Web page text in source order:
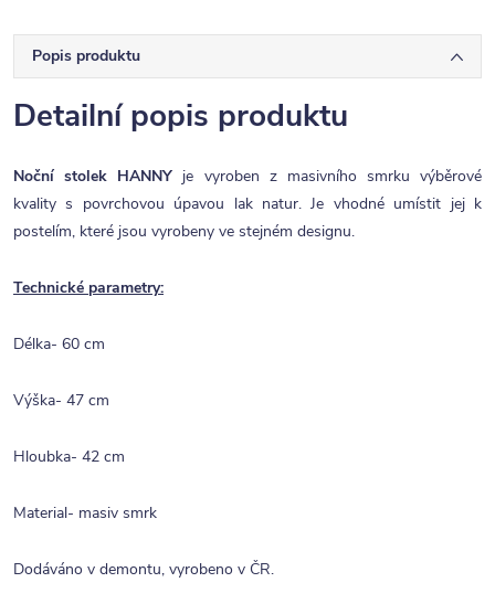
Popis produktu
Detailní popis produktu
Noční stolek HANNY je vyroben z masivního smrku výběrové
kvality s povrchovou úpavou lak natur. Je vhodné umístit jej k
postelím, které jsou vyrobeny ve stejném designu.
Technické parametry:
Délka- 60 cm
Výška- 47 cm
Hloubka- 42 cm
Material- masiv smrk
Dodáváno v demontu, vyrobeno v ČR.